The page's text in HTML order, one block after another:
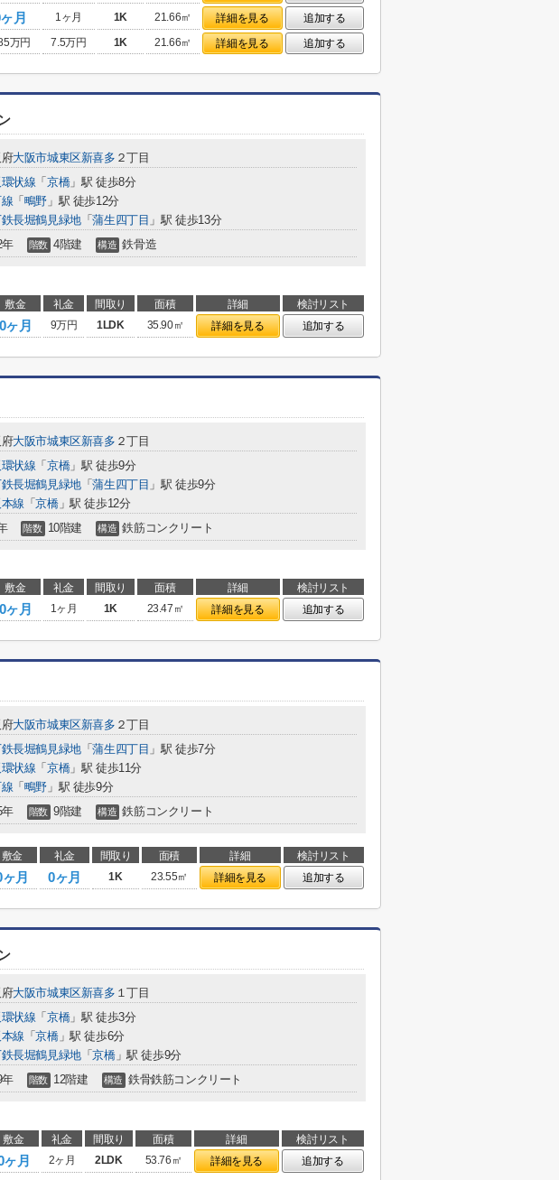
月 1ヶ月 1K 21.66㎡ 詳細を見る
追加する
万円 7.5万円 1K 21.66㎡ 詳細を見る 追加する
大阪市城東区新喜多 ２丁目
状線 「 京橋」駅 徒歩8分
「 鴫野 」駅 徒歩12分
長堀鶴見緑地「蒲生四丁目 」駅 徒歩13分
年 階数 4階建 構造 鉄骨造
敷金 礼金 間取り 面積 詳細
検討リスト
0ヶ月 9万円 1LDK 35.90㎡ 詳細を見る 追加する
大阪市城東区新喜多 ２丁目
状線 「 京橋」駅 徒歩9分
長堀鶴見緑地「蒲生四丁目 」駅 徒歩9分
線 「京橋」駅 徒歩12分
階数 10階建 構造 鉄筋コンクリート
敷金 礼金 間取り 面積 詳細
検討リスト
0ヶ月 1ヶ月 1K 23.47㎡ 詳細を見る 追加する
大阪市城東区新喜多 ２丁目
長堀鶴見緑地「蒲生四丁目 」駅 徒歩7分
状線 「 京橋」駅 徒歩11分
「 鴫野 」駅 徒歩9分
年 階数 9階建 構造 鉄筋コンクリート
敷金 礼金 間取り 面積 詳細
検討リスト
月 0ヶ月 1K 23.55㎡ 詳細を見る 追加する
大阪市城東区新喜多 １丁目
状線 「 京橋」駅 徒歩3分
線 「京橋」駅 徒歩6分
長堀鶴見緑地「京橋」駅 徒歩9分
年 階数 12階建 構造 鉄骨鉄筋コンクリート
敷金 礼金 間取り 面積 詳細
検討リスト
ヶ月 2ヶ月 2LDK 53.76㎡ 詳細を見る 追加する